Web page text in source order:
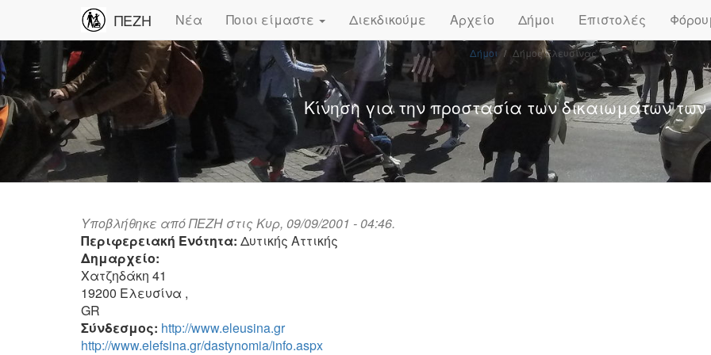
ΠΕΖΗ Νέα Ποιοι είμαστε Διεκδικούμε Αρχείο Δήμοι Επιστολές
Δήμοι Δήμος Ελευσίνας
Κίνηση για την προστασία των δικαιωμάτων
Υποβλήθηκε απόΠΕΖΗ στις Κυρ, 09/09/2001 - 04:46.
Περιφερειακή Ενότητα: Δυτικής Αττικής
Δημαρχείο:
Χατζηδάκη 41
19200 Ελευσίνα ,
GR
Σύνδεσμος: http://www.eleusina.gr
http://www.elefsina.gr/dastynomia/info.aspx